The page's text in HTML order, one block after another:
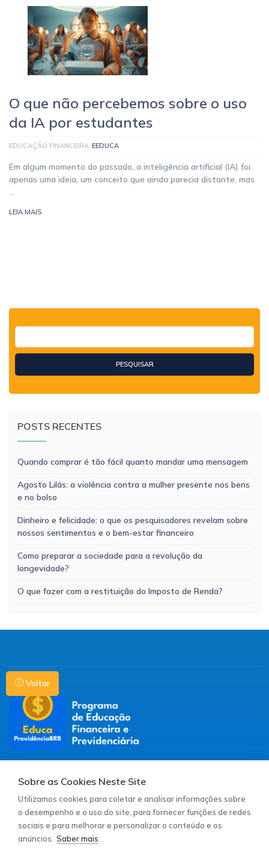
O que não percebemos sobre o uso
da IA por estudantes
EDUCAÇÃO FINANCEIRA EEDUCA
Em algum momento do passado, a inteligência artificial (IA) foi
apenas uma ideia, um conceito que ainda parecia distante, mas
…
LEIA MAIS
POSTS RECENTES
Quando comprar é tão fácil quanto mandar uma mensagem
Agosto Lilás: a violência contra a mulher presente nos bens
e no bolso
Dinheiro e felicidade: o que os pesquisadores revelam sobre
nossos sentimentos e o bem-estar financeiro
Como preparar a sociedade para a revolução da
longevidade?
O que fazer com a restituição do Imposto de Renda?
Redes sociais:
Contato para suporte:
comunicacao@mirador360.com.br
Voltar
Sobre as Cookies Neste Site
Utilizamos cookies para coletar e analisar informações sobre
o desempenho e o uso do site, para fornecer funções de redes
sociais e para melhorar e personalizar o conteúdo e os
anúncios. Saber mais